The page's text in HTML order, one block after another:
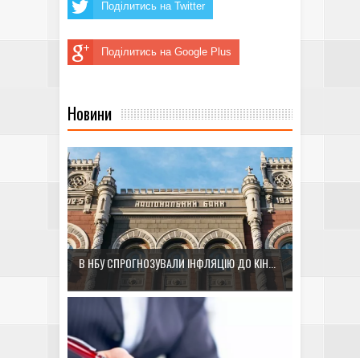
Поділитись на Twitter
Поділитись на Google Plus
Новини
В НБУ СПРОГНОЗУВАЛИ ІНФЛЯЦІЮ ДО КІН...